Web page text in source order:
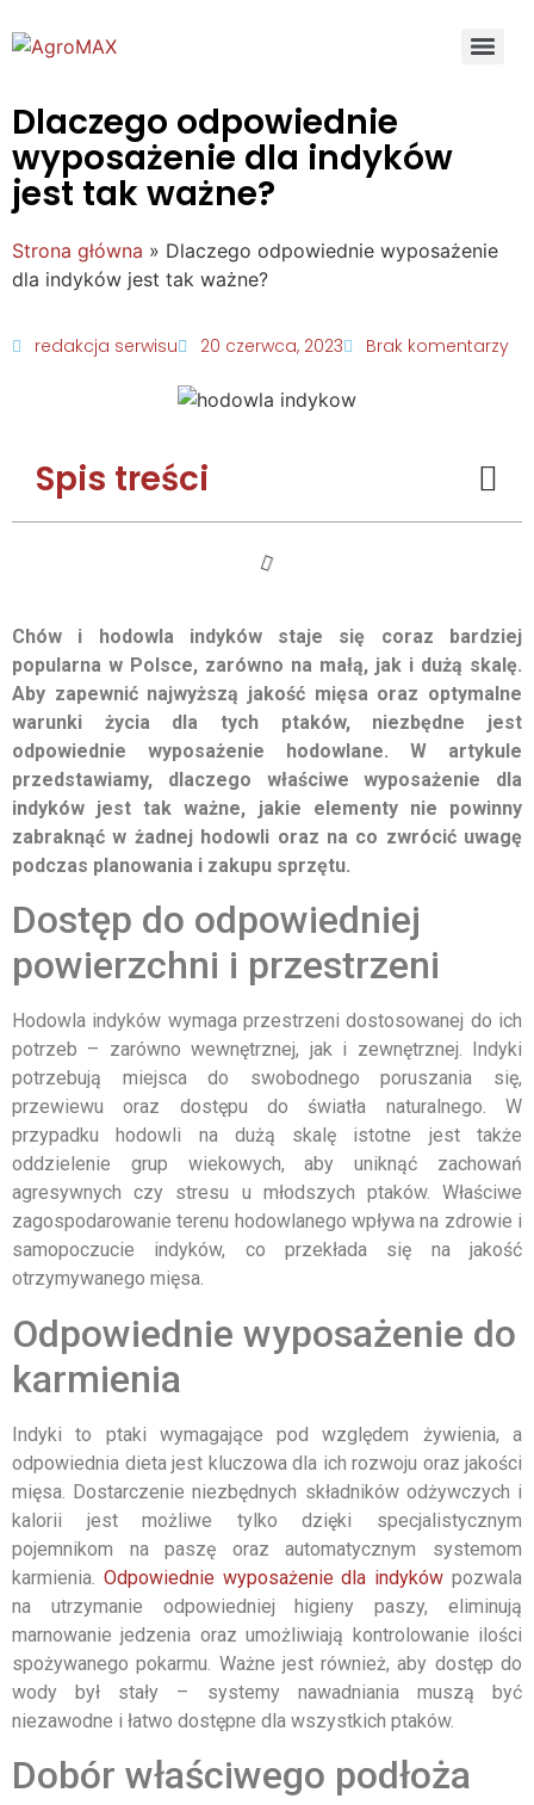
Dlaczego odpowiednie
wyposażenie dla indyków
jest tak ważne?
Strona główna » Dlaczego odpowiednie wyposażenie
dla indyków jest tak ważne?
redakcja serwisu 20 czerwca, 2023 Brak komentarzy
Spis treści
Chów i hodowla indyków staje się coraz bardziej
popularna w Polsce, zarówno na małą, jak i dużą skalę.
Aby zapewnić najwyższą jakość mięsa oraz optymalne
warunki życia dla tych ptaków, niezbędne jest
odpowiednie wyposażenie hodowlane. W artykule
przedstawiamy, dlaczego właściwe wyposażenie dla
indyków jest tak ważne, jakie elementy nie powinny
zabraknąć w żadnej hodowli oraz na co zwrócić uwagę
podczas planowania i zakupu sprzętu.
Dostęp do odpowiedniej
powierzchni i przestrzeni
Hodowla indyków wymaga przestrzeni dostosowanej do ich
potrzeb – zarówno wewnętrznej, jak i zewnętrznej. Indyki
potrzebują miejsca do swobodnego poruszania się,
przewiewu oraz dostępu do światła naturalnego. W
przypadku hodowli na dużą skalę istotne jest także
oddzielenie grup wiekowych, aby uniknąć zachowań
agresywnych czy stresu u młodszych ptaków. Właściwe
zagospodarowanie terenu hodowlanego wpływa na zdrowie i
samopoczucie indyków, co przekłada się na jakość
otrzymywanego mięsa.
Odpowiednie wyposażenie do
karmienia
Indyki to ptaki wymagające pod względem żywienia, a
odpowiednia dieta jest kluczowa dla ich rozwoju oraz jakości
mięsa. Dostarczenie niezbędnych składników odżywczych i
kalorii jest możliwe tylko dzięki specjalistycznym
pojemnikom na paszę oraz automatycznym systemom
karmienia. Odpowiednie wyposażenie dla indykówpozwala
na utrzymanie odpowiedniej higieny paszy, eliminują
marnowanie jedzenia oraz umożliwiają kontrolowanie ilości
spożywanego pokarmu. Ważne jest również, aby dostęp do
wody był stały – systemy nawadniania muszą być
niezawodne i łatwo dostępne dla wszystkich ptaków.
Dobór właściwego podłoża